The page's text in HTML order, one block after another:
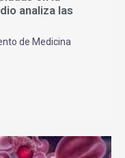
analiza las
de Medicina